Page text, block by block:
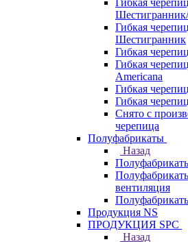
Гибкая
Шестигранник/
Гибкая
Шестигранник
Гибкая
Гибкая
Americana
Гибкая
Гибкая
Снято с
черепица
Полуфабрикаты
Назад
вентиляция
Продукция NS
ПРОДУКЦИЯ SPC
Назад